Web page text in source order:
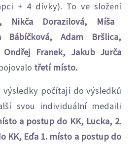
+ 4 dívky). To ve složení
Nikča Dorazilová, Míša
Bábíčková, Adam Bršlica,
Franek, Jakub Jurča
třetí místo.
výsledky počítají do výsledků
svou individuální medaili
a postup do KK, Lucka, 2.
KK, Eďa 1. místo a postup do